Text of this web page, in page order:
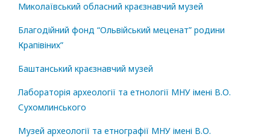
Миколаївський обласний краєзнавчий музей
Благодійний фонд “Ольвійський меценат” родини
Крапівіних”
Баштанський краєзнавчий музей
Лабораторія археології та етнології МНУ імені В.О.
Сухомлинського
Музей археології та етнографії МНУ імені В.О.